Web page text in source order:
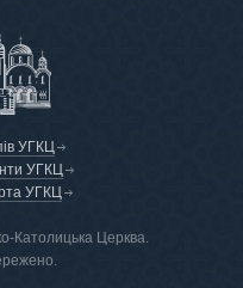
УГКЦ
УГКЦ
УГКЦ
Католицька Церква.